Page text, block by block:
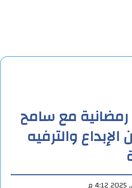
مع سامح
والترفيه